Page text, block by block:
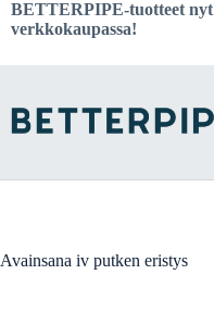
Skip
to
BETTERPIPE-tuotteet nyt
verkkokaupassa!
Avainsana iv putken eristys